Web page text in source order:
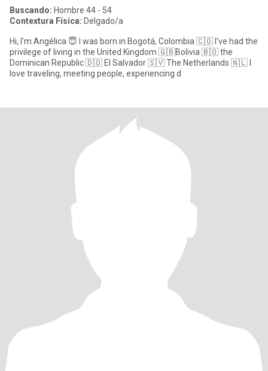
Buscando: Hombre 44 - 54
Contextura Física: Delgado/a
Hi, I’m Angélica 😇 I was born in Bogotá, Colombia 🇨🇴 I’ve had the
privilege of living in the United Kingdom 🇬🇧Bolivia 🇧🇴 the
Dominican Republic 🇩🇴 El Salvador 🇸🇻 The Netherlands 🇳🇱 I
love traveling, meeting people, experiencing d